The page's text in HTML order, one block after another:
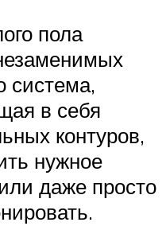
пола
система,
в себя
контуров,
нужное
даже просто